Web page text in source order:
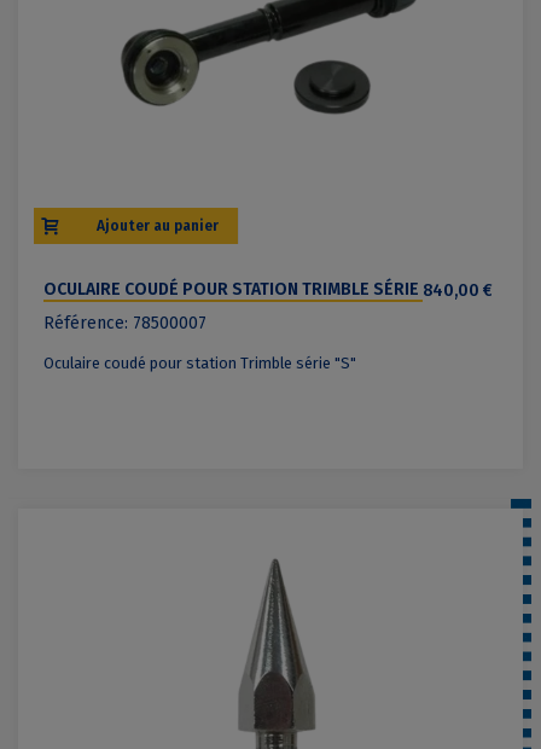
Ajouter au panier
OCULAIRE COUDÉ POUR STATION TRIMBLE SÉRIE
"S"
840,00 €
Référence: 78500007
Oculaire coudé pour station Trimble série "S"